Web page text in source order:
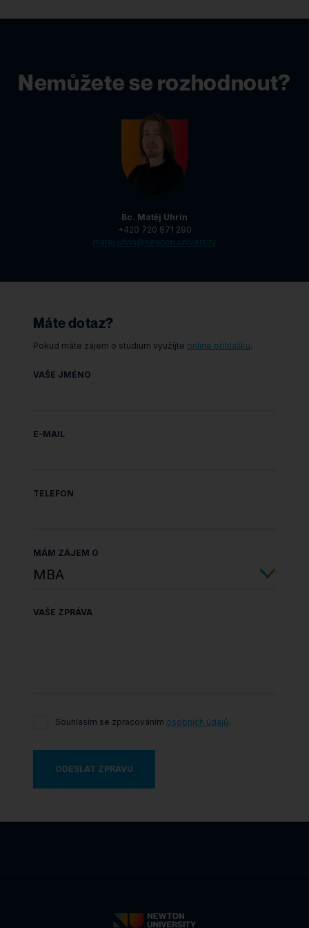
Nemůžete se rozhodnout?
Bc. Matěj Uhrin
+420 720 871 290
matej.uhrin@newton.university
Máte dotaz?
Pokud máte zájem o studium využíjte online přihlášku.
VAŠE JMÉNO
E-MAIL
TELEFON
MÁM ZÁJEM O
VAŠE ZPRÁVA
Souhlasím se zpracováním osobních údajů.
ODESLAT ZPRÁVU